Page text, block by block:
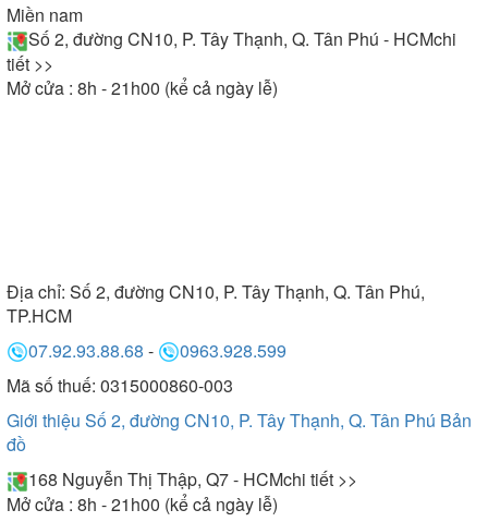
Miền nam
Số 2, đường CN10, P. Tây Thạnh, Q. Tân Phú - HCMchi
tiết >>
Mở cửa : 8h - 21h00 (kể cả ngày lễ)
Địa chỉ: Số 2, đường CN10, P. Tây Thạnh, Q. Tân Phú,
TP.HCM
07.92.93.88.68 -
0963.928.599
Mã số thuế: 0315000860-003
Giới thiệu Số 2, đường CN10, P. Tây Thạnh, Q. Tân Phú Bản
đồ
168 Nguyễn Thị Thập, Q7 - HCMchi tiết >>
Mở cửa : 8h - 21h00 (kể cả ngày lễ)